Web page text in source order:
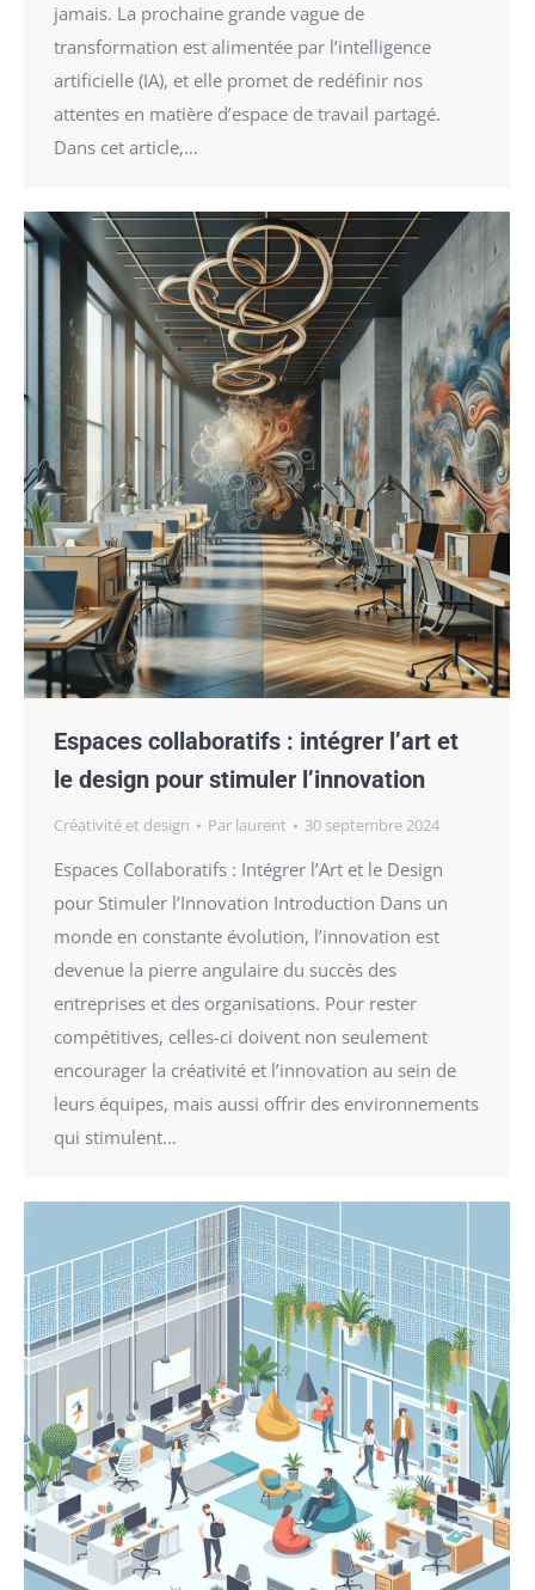
jamais. La prochaine grande vague de
transformation est alimentée par l’intelligence
artificielle (IA), et elle promet de redéfinir nos
attentes en matière d’espace de travail partagé.
Dans cet article,…
Espaces collaboratifs : intégrer l’art et
le design pour stimuler l’innovation
Créativité et design Par laurent 30 septembre 2024
Espaces Collaboratifs : Intégrer l’Art et le Design
pour Stimuler l’Innovation Introduction Dans un
monde en constante évolution, l’innovation est
devenue la pierre angulaire du succès des
entreprises et des organisations. Pour rester
compétitives, celles-ci doivent non seulement
encourager la créativité et l’innovation au sein de
leurs équipes, mais aussi offrir des environnements
qui stimulent…